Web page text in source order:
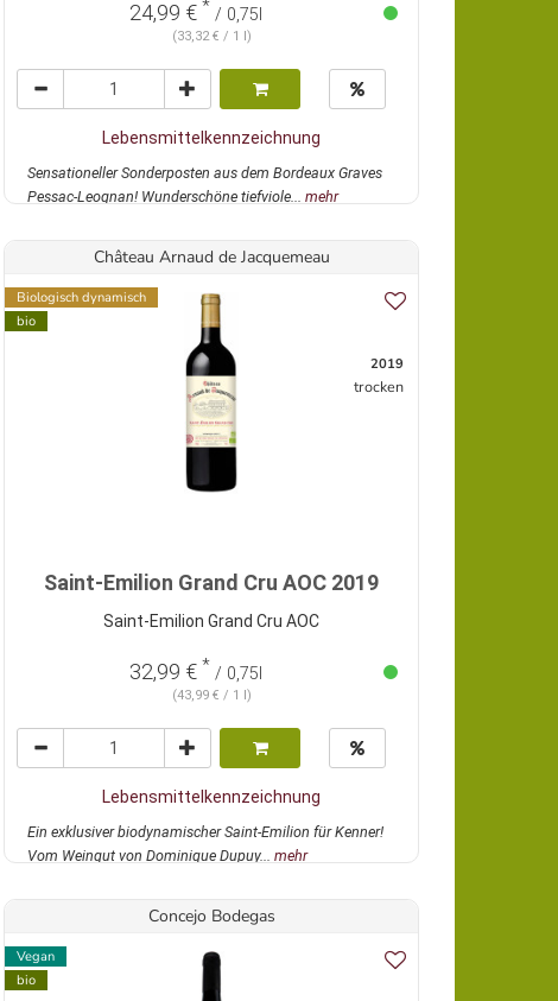
24,99 € * / 0,75l
(33,32 € / 1 l)
Lebensmittelkennzeichnung
Sensationeller Sonderposten aus dem Bordeaux Graves
Pessac-Leognan! Wunderschöne tiefviole... mehr
Château Arnaud de Jacquemeau
Biologisch dynamisch
bio
2019
trocken
Saint-Emilion Grand Cru AOC 2019
Saint-Emilion Grand Cru AOC
32,99 € * / 0,75l
(43,99 € / 1 l)
Lebensmittelkennzeichnung
Ein exklusiver biodynamischer Saint-Emilion für Kenner!
Vom Weingut von Dominique Dupuy... mehr
Concejo Bodegas
Vegan
bio